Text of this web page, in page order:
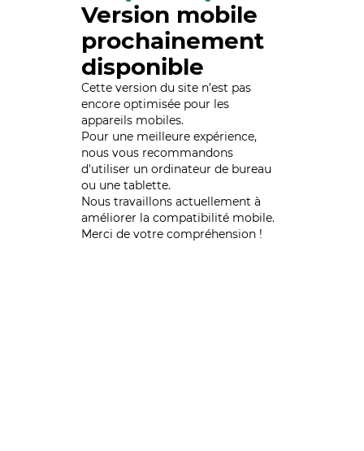
Version mobile
prochainement
disponible
Cette version du site n’est pas
encore optimisée pour les
appareils mobiles.
Pour une meilleure expérience,
nous vous recommandons
d'utiliser un ordinateur de bureau
ou une tablette.
Nous travaillons actuellement à
améliorer la compatibilité mobile.
Merci de votre compréhension !